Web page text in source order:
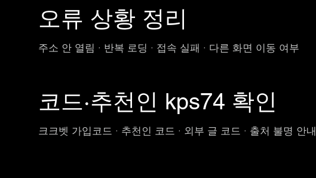
오류 상황 정리
주소 안 열림 · 반복 로딩 · 접속 실패 · 다른 화면 이동 여부
코드·추천인 kps74 확인
크크벳 가입코드 · 추천인 코드 · 외부 글 코드 · 출처 불명 안내